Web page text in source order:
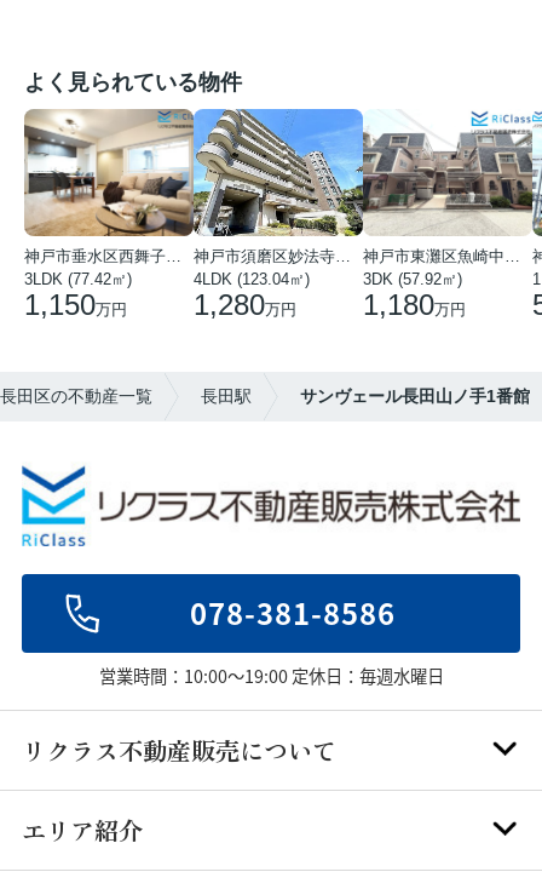
よく見られている物件
3LDK (77.42㎡)
1,150万円
4LDK (123.04㎡)
1,280万円
3DK (57.92㎡)
1,180万円
田区の不動産一覧 長田駅 サンヴェール長田山ノ手1番館
078-381-8586
営業時間：10:00～19:00 定休日：毎週水曜日
リクラス不動産販売について
エリア紹介